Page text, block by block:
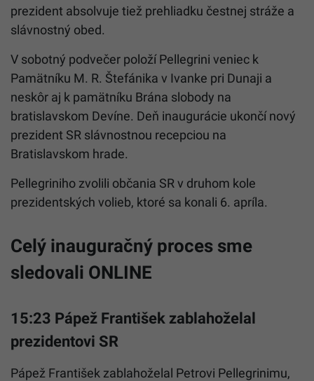
prezident absolvuje tiež prehliadku čestnej stráže a
slávnostný obed.
V sobotný podvečer položí Pellegrini veniec k
Pamätníku M. R. Štefánika v Ivanke pri Dunaji a
neskôr aj k pamätníku Brána slobody na
bratislavskom Devíne. Deň inaugurácie ukončí nový
prezident SR slávnostnou recepciou na
Bratislavskom hrade.
Pellegriniho zvolili občania SR v druhom kole
prezidentských volieb, ktoré sa konali 6. apríla.
Celý inauguračný proces sme
sledovali ONLINE
15:23 Pápež František zablahoželal
prezidentovi SR
Pápež František zablahoželal Petrovi Pellegrinimu,